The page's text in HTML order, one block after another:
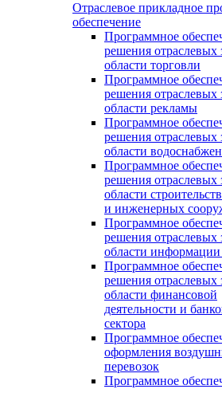
Отраслевое прикладное
обеспечение
Программное
решения отраслевых
области торговли
Программное
решения отраслевых
области рекламы
Программное
решения отраслевых
области
Программное
решения отраслевых
области
и инженерных
Программное
решения отраслевых
области информации
Программное
решения отраслевых
области финансовой
деятельности и
сектора
Программное
оформления
перевозок
Программное